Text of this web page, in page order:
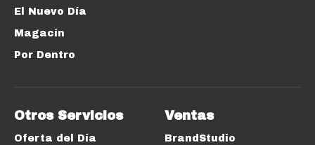
El Nuevo Día
Magacín
Por Dentro
Otros Servicios
Oferta del Día
Ventas
BrandStudio